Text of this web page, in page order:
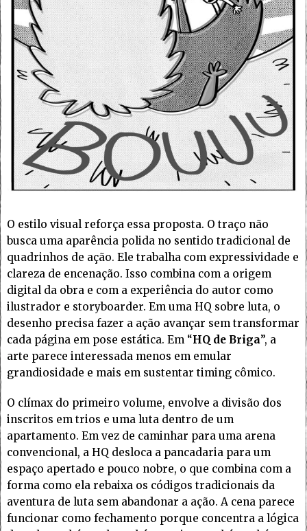
O estilo visual reforça essa proposta. O traço não
busca uma aparência polida no sentido tradicional de
quadrinhos de ação. Ele trabalha com expressividade e
clareza de encenação. Isso combina com a origem
digital da obra e com a experiência do autor como
ilustrador e storyboarder. Em uma HQ sobre luta, o
desenho precisa fazer a ação avançar sem transformar
cada página em pose estática. Em “HQ de Briga”, a
arte parece interessada menos em emular
grandiosidade e mais em sustentar timing cômico.
O clímax do primeiro volume, envolve a divisão dos
inscritos em trios e uma luta dentro de um
apartamento. Em vez de caminhar para uma arena
convencional, a HQ desloca a pancadaria para um
espaço apertado e pouco nobre, o que combina com a
forma como ela rebaixa os códigos tradicionais da
aventura de luta sem abandonar a ação. A cena parece
funcionar como fechamento porque concentra a lógica